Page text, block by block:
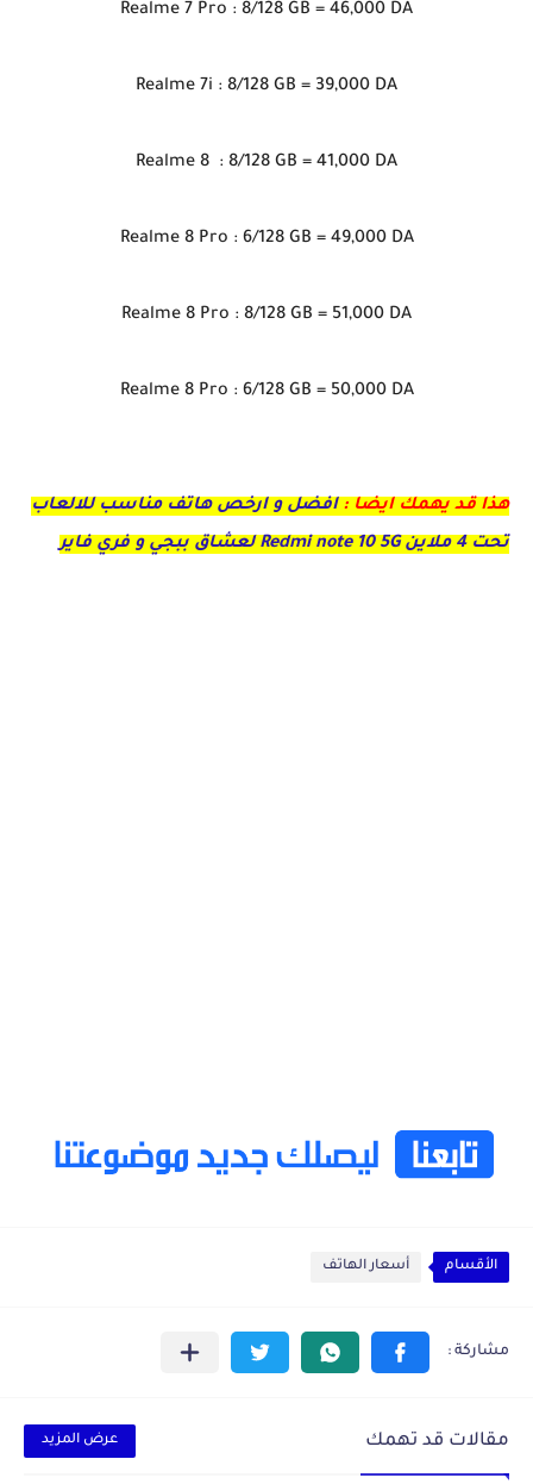
Realme 7 Pro : 8/128 GB = 46,000 DA
Realme 7i : 8/128 GB = 39,000 DA
Realme 8 : 8/128 GB = 41,000 DA
Realme 8 Pro : 6/128 GB = 49,000 DA
Realme 8 Pro : 8/128 GB = 51,000 DA
Realme 8 Pro : 6/128 GB = 50,000 DA
هذا قد يهمك ايضا :افضل و ارخص هاتف مناسب للالعاب
تحت 4 ملاين Redmi note 10 5G لعشاق ببجي و فري فاير
الأقسام أسعار الهاتف
مقالات قد تهمك عرض المزيد